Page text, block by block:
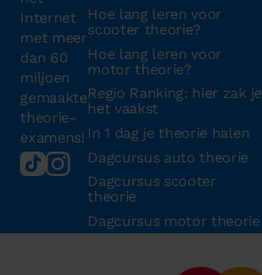
Internet
met meer
dan 60
miljoen
gemaakte
theorie-
examens!
Hoe lang leren voor
scooter theorie?
Hoe lang leren voor
motor theorie?
Regio Ranking: hier zak je
het vaakst
In 1 dag je theorie halen
Dagcursus auto theorie
Dagcursus scooter
theorie
Dagcursus motor theorie